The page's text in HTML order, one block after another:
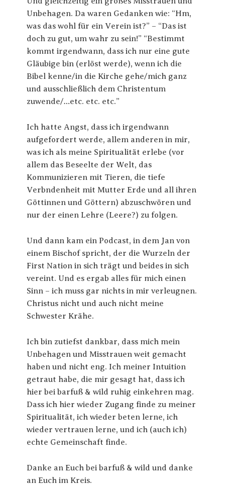
Unbehagen. Da waren Gedanken wie: “Hm,
was das wohl für ein Verein ist?” – “Das ist
doch zu gut, um wahr zu sein!” “Bestimmt
kommt irgendwann, dass ich nur eine gute
Gläubige bin (erlöst werde), wenn ich die
Bibel kenne/in die Kirche gehe/mich ganz
und ausschließlich dem Christentum
zuwende/…etc. etc. etc.”
Ich hatte Angst, dass ich irgendwann
aufgefordert werde, allem anderen in mir,
was ich als meine Spiritualität erlebe (vor
allem das Beseelte der Welt, das
Kommunizieren mit Tieren, die tiefe
Verbndenheit mit Mutter Erde und all ihren
Göttinnen und Göttern) abzuschwören und
nur der einen Lehre (Leere?) zu folgen.
Und dann kam ein Podcast, in dem Jan von
einem Bischof spricht, der die Wurzeln der
First Nation in sich trägt und beides in sich
vereint. Und es ergab alles für mich einen
Sinn – ich muss gar nichts in mir verleugnen.
Christus nicht und auch nicht meine
Schwester Krähe.
Ich bin zutiefst dankbar, dass mich mein
Unbehagen und Misstrauen weit gemacht
haben und nicht eng. Ich meiner Intuition
getraut habe, die mir gesagt hat, dass ich
hier bei barfuß & wild ruhig einkehren mag.
Dass ich hier wieder Zugang finde zu meiner
Spiritualität, ich wieder beten lerne, ich
wieder vertrauen lerne, und ich (auch ich)
echte Gemeinschaft finde.
Danke an Euch bei barfuß & wild und danke
an Euch im Kreis.